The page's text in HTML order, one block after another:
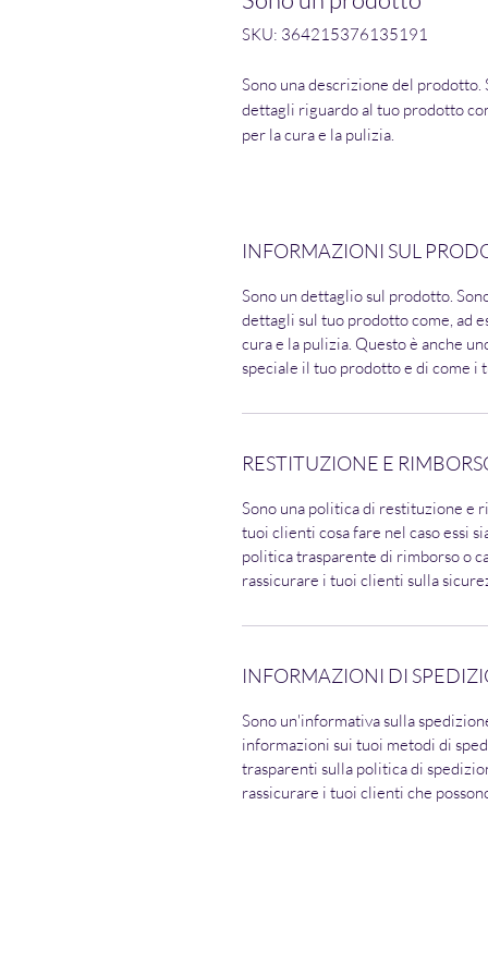
SKU: 364215376135191
Sono una descrizione del
dettagli riguardo al tuo prodotto
per la cura e la pulizia.
INFORMAZIONI SUL
Sono un dettaglio sul prodotto.
dettagli sul tuo prodotto come, ad
cura e la pulizia. Questo è anche
speciale il tuo prodotto e di come i
RESTITUZIONE E
Sono una politica di restituzione e
tuoi clienti cosa fare nel caso essi
politica trasparente di rimborso o
rassicurare i tuoi clienti sulla
INFORMAZIONI DI
Sono un'informativa sulla
informazioni sui tuoi metodi di
trasparenti sulla politica di
rassicurare i tuoi clienti che